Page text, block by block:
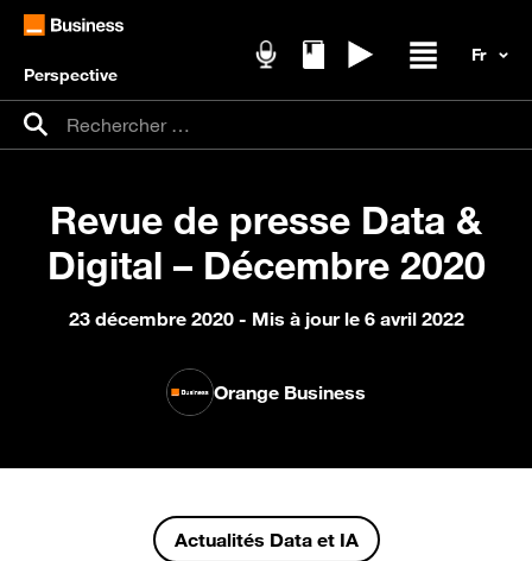
Perspective
Recherche pour :
Rechercher
Revue de presse Data &
Digital – Décembre 2020
23 décembre 2020 - Mis à jour le 6 avril 2022
Orange Business
Actualités Data et IA